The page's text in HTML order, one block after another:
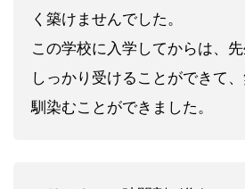
く築けませんでした。
この学校に入学してからは、
しっかり受けることができて
馴染むことができました。